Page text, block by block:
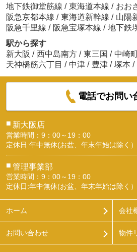
地下鉄御堂筋線 / 東海道本線 / おお
阪急京都本線 / 東海道新幹線 / 山陽
阪急千里線 / 阪急宝塚本線 / 地下鉄
駅から探す
新大阪 / 西中島南方 / 東三国 / 中崎
天神橋筋六丁目 / 中津 / 豊津 / 塚本 /
電話でお問い
■ 新大阪店
営業時間：9：00～19：00
定休日:年中無休(お盆、年末年始は除く）
■ 管理事業部
営業時間：9：00～19：00
定休日:年中無休(お盆、年末年始は除く）
ホーム 会社
お問い合わせ 物件